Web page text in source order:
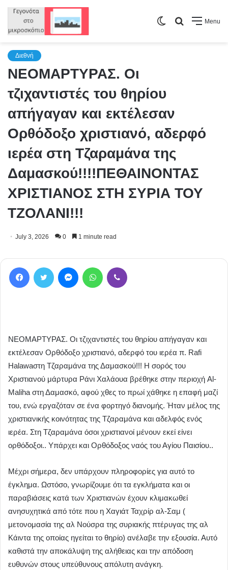
Menu
Search
Switch
Διεθνή
ΝΕΟΜΑΡΤΥΡΑΣ. Οι
τζιχαντιστές του θηρίου
απήγαγαν και εκτέλεσαν
Ορθόδοξο χριστιανό, αδερφό
ιερέα στη Τζαραμάνα της
Δαμασκού!!!!ΠΕΘΑΙΝΟΝΤΑΣ
ΧΡΙΣΤΙΑΝΟΣ ΣΤΗ ΣΥΡΙΑ ΤΟΥ
ΤΖΟΛΑΝΙ!!!
July 3, 2026 0 1 minute read
ΝΕΟΜΑΡΤΥΡΑΣ. Οι τζιχαντιστές του θηρίου απήγαγαν και
εκτέλεσαν Ορθόδοξο χριστιανό, αδερφό του ιερέα π. Rafi
Halawaστη Τζαραμάνα της Δαμασκού!!! Η σορός του
Χριστιανού μάρτυρα Ράνι Χαλάουα βρέθηκε στην περιοχή Al-
Maliha στη Δαμασκό, αφού χθες το πρωί χάθηκε η επαφή μαζί
του, ενώ εργαζόταν σε ένα φορτηγό διανομής. Ήταν μέλος της
χριστιανικής κοινότητας της Τζαραμάνα και αδελφός ενός
ιερέα. Στη Τζαραμάνα όσοι χριστιανοί μένουν εκεί είνει
ορθόδοξοι.. Υπάρχει και Ορθόδοξος ναός του Αγίου Παισίου..
Μέχρι σήμερα, δεν υπάρχουν πληροφορίες για αυτό το
έγκλημα. Ωστόσο, γνωρίζουμε ότι τα εγκλήματα και οι
παραβιάσεις κατά των Χριστιανών έχουν κλιμακωθεί
ανησυχητικά από τότε που η Χαγιάτ Ταχρίρ αλ-Σαμ (
μετονομασία της αλ Νούσρα της συριακής πτέρυγας της αλ
Κάιντα της οποίας ηγείται το θηρίο) ανέλαβε την εξουσία. Αυτό
καθιστά την αποκάλυψη της αλήθειας και την απόδοση
ευθυνών στους υπεύθυνους απόλυτη ανάγκη.